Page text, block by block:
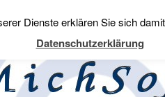
Dienste erklären Sie sich
Datenschutzerklärung